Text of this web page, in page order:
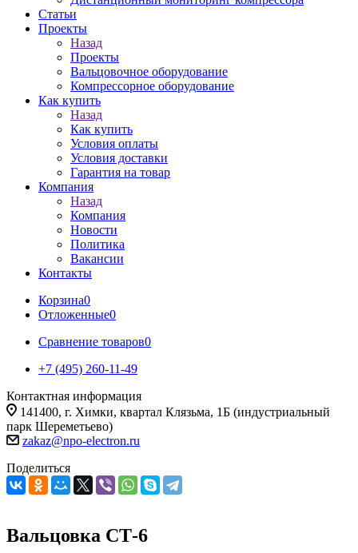
Статьи
Проекты
Назад
Проекты
Вальцовочное оборудование
Компрессорное оборудование
Как купить
Назад
Как купить
Условия оплаты
Условия доставки
Гарантия на товар
Компания
Назад
Компания
Новости
Политика
Вакансии
Контакты
Корзина0
Отложенные0
Сравнение товаров0
+7 (495) 260-11-49
Контактная информация
141400, г. Химки, квартал Клязьма, 1Б (индустриальный
парк Шереметьево)
zakaz@npo-electron.ru
Поделиться
Вальцовка СТ-6